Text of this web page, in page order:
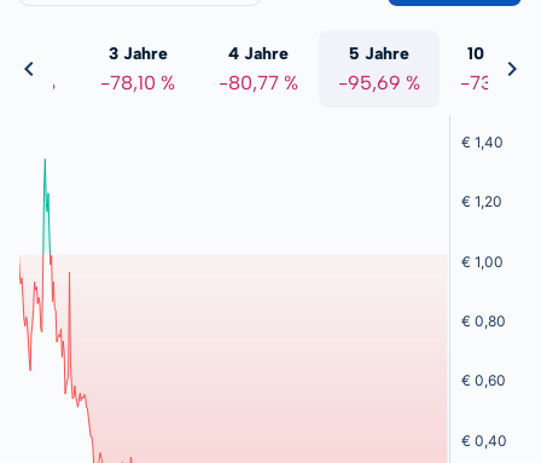
%
3 Jahre
-78,10 %
4 Jahre
-80,77 %
5 Jahre
-95,69 %
10 Jahre
-73,89 %